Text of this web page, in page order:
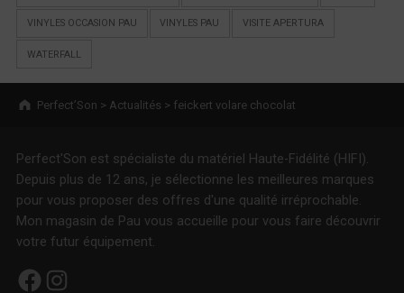
VINYLES OCCASION PAU VINYLES PAU VISITE APERTURA
WATERFALL
Breadcrumbs navigation
Perfect’Son > Actualités > feickert volare chocolat
Perfect'Son est spécialiste du matériel Haute-Fidélité (HIFI).
Depuis plus de 12 ans, je sélectionne les meilleures marques
pour vous proposer des offres d'une qualité irréprochable.
Mon magasin de Pau vous accueille pour vous faire découvrir
votre futur équipement.
Facebook Instagram